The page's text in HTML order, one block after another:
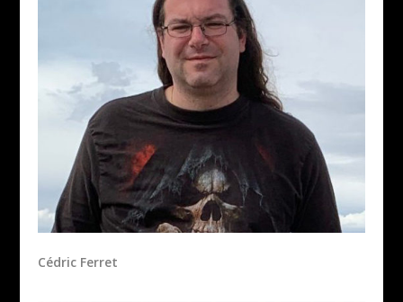
Cédric Ferret